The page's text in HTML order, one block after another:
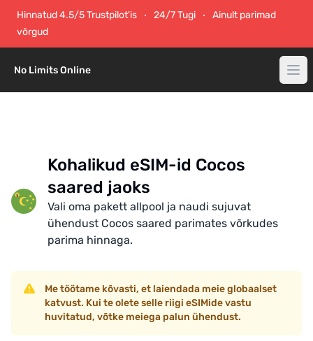
Hinnatud 4.5/5 Trustpilot'is 24/7 Tugi
Ainult parimad
võrgud
No Limits Online
Kohalikud eSIM-id Cocos
saared jaoks
Vali oma pakett allpool ja naudi sujuvat
ühendust Cocos saared parimates võrkudes
parima hinnaga.
Me töötame kõvasti, et laiendada meie globaalset
katvust. Kui te olete selle riigi eSIMide vastu
huvitatud, võtke meiega palun ühendust.